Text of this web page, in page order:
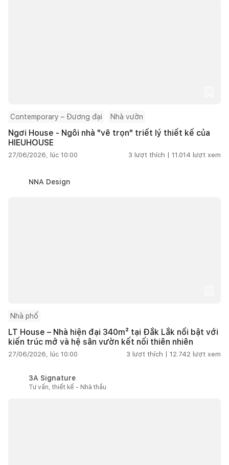
Contemporary – Đương đại Nhà vườn
Ngơi House - Ngôi nhà "vẽ trọn" triết lý thiết kế của
HIEUHOUSE
27/06/2026, lúc 10:00 3 lượt thích | 11.014 lượt xem
NNA Design
Nhà phố
LT House – Nhà hiện đại 340m² tại Đắk Lắk nổi bật với
kiến trúc mở và hệ sân vườn kết nối thiên nhiên
27/06/2026, lúc 10:00 3 lượt thích | 12.742 lượt xem
3A Signature
Tư vấn, thiết kế - Nhà thầu